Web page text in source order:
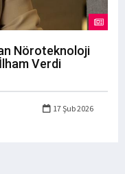
Nöroteknoloji
Verdi
17 Şub 2026